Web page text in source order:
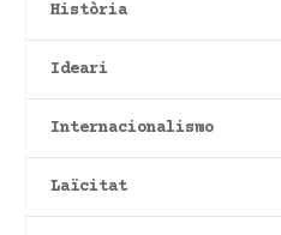
Història
Ideari
Internacionalismo
Laïcitat